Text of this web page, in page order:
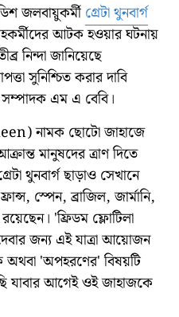
জলবায়ুকর্মীগ্রেটা থুনবার্গ
আটক হওয়ার ঘটনায়
নিন্দা জানিয়েছে
সুনিশ্চিত করার দাবি
এম এ বেবি।
নামক ছোটো জাহাজে
মানুষদের ত্রাণ দিতে
থুনবার্গ ছাড়াও সেখানে
স্পেন, ব্রাজিল, জার্মানি,
'ফ্রিডম ফ্লোটিলা
জন্য এই যাত্রা আয়োজন
'অপহরণের' বিষয়টি
যাবার আগেই ওই জাহাজকে